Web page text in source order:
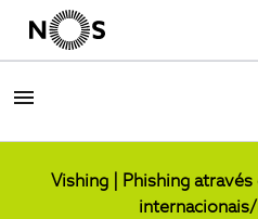
Vishing | Phishing através